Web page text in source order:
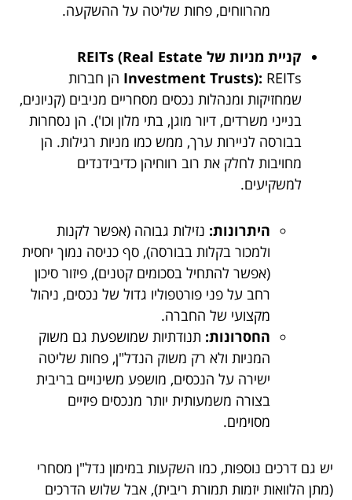
מהרווחים, פחות שליטה על ההשקעה.
קניית מניות של REITs (Real Estate
Investment Trusts): REITs הן חברות
שמחזיקות ומנהלות נכסים מסחריים מניבים (קניונים,
בנייני משרדים, דיור מוגן, בתי מלון וכו'). הן נסחרות
בבורסה לניירות ערך, ממש כמו מניות רגילות. הן
מחויבות לחלק את רוב רווחיהן כדיבידנדים
למשקיעים.
היתרונות: נזילות גבוהה (אפשר לקנות
ולמכור בקלות בבורסה), סף כניסה נמוך יחסית
(אפשר להתחיל בסכומים קטנים), פיזור סיכון
רחב על פני פורטפוליו גדול של נכסים, ניהול
מקצועי של החברה.
החסרונות: תנודתיות שמושפעת גם משוק
המניות ולא רק משוק הנדל"ן, פחות שליטה
ישירה על הנכסים, מושפע משינויים בריבית
בצורה משמעותית יותר מנכסים פיזיים
מסוימים.
יש גם דרכים נוספות, כמו השקעות במימון נדל"ן מסחרי
(מתן הלוואות יזמות תמורת ריבית), אבל שלוש הדרכים